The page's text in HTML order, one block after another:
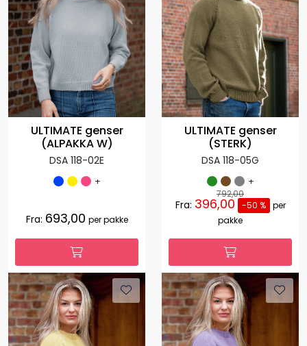
ULTIMATE genser
(ALPAKKA W)
DSA 118-02E
+
Fra: 693,00 per pakke
ULTIMATE genser
(STERK)
DSA 118-05G
+
792,00
Fra: 396,00 -50 %
per
pakke